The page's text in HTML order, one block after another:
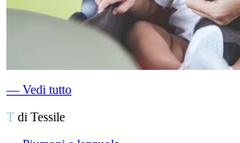
― Vedi tutto
T di Tessile